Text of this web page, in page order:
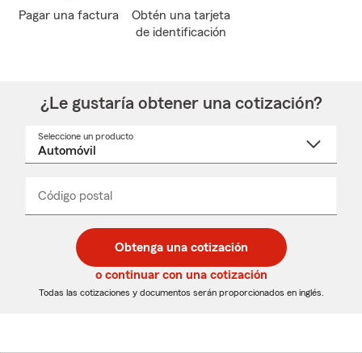
Pagar una factura
Obtén una tarjeta
de identificación
¿Le gustaría obtener una cotización?
Seleccione un producto
desplegable
Código postal
de
5
dígitos
de
5
dígitos
_____
Obtenga una cotización
o continuar con una cotización
Todas las cotizaciones y documentos serán proporcionados en inglés.